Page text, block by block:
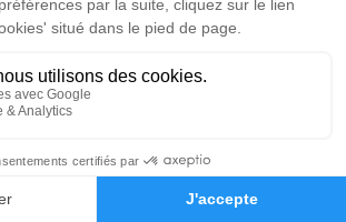
Hommages
Nicolas d'Ecques